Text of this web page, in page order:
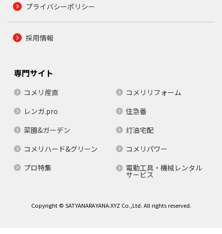
プライバシーポリシー
採用情報
専門サイト
コメリ産直
コメリリフォーム
レンガ.pro
住急番
菜園&ガーデン
灯油宅配
コメリハード&グリーン
コメリパワー
プロ特集
電動工具・機械レンタル
サービス
Copyright © SATYANARAYANA.XYZ Co.,Ltd. All rights reserved.